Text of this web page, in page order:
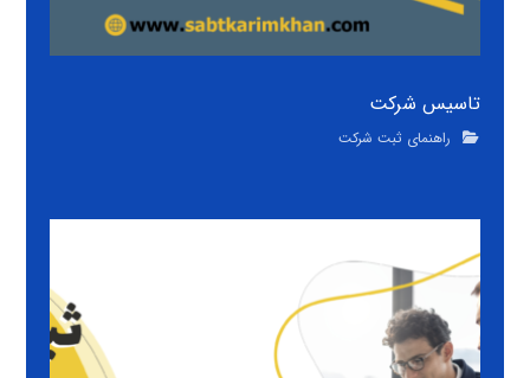
تاسیس شرکت
راهنمای ثبت شرکت